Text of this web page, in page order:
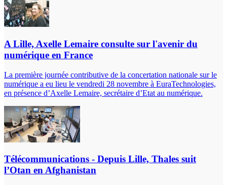
A Lille, Axelle Lemaire consulte sur l'avenir du
numérique en France
La première journée contributive de la concertation nationale sur le
numérique a eu lieu le vendredi 28 novembre à EuraTechnologies,
en présence d’Axelle Lemaire, secrétaire d’Etat au numérique.
Télécommunications - Depuis Lille, Thales suit
l’Otan en Afghanistan